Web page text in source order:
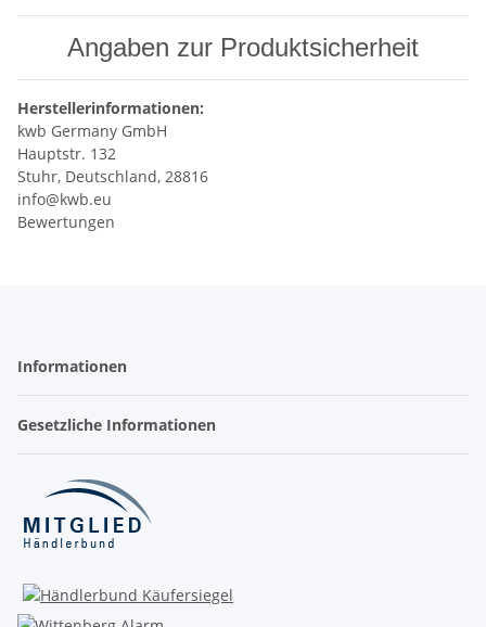
Angaben zur Produktsicherheit
Herstellerinformationen:
kwb Germany GmbH
Hauptstr. 132
Stuhr, Deutschland, 28816
info@kwb.eu
Bewertungen
Informationen
Gesetzliche Informationen